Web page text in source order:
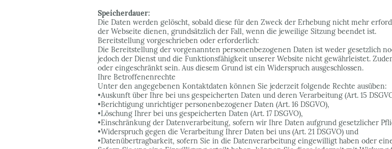
Speicherdauer:
Die Daten werden gelöscht, sobald diese für den Zweck der Erhebung nicht mehr
der Webseite dienen, grundsätzlich der Fall, wenn die jeweilige Sitzung beendet ist.
Bereitstellung vorgeschrieben oder erforderlich:
Die Bereitstellung der vorgenannten personenbezogenen Daten ist weder gesetzlich
jedoch der Dienst und die Funktionsfähigkeit unserer Website nicht gewährleistet.
oder eingeschränkt sein. Aus diesem Grund ist ein Widerspruch ausgeschlossen.
Ihre Betroffenenrechte
Unter den angegebenen Kontaktdaten können Sie jederzeit folgende Rechte ausüben:
•Auskunft über Ihre bei uns gespeicherten Daten und deren Verarbeitung (Art. 15
•Berichtigung unrichtiger personenbezogener Daten (Art. 16 DSGVO),
•Löschung Ihrer bei uns gespeicherten Daten (Art. 17 DSGVO),
•Einschränkung der Datenverarbeitung, sofern wir Ihre Daten aufgrund gesetzlicher
•Widerspruch gegen die Verarbeitung Ihrer Daten bei uns (Art. 21 DSGVO) und
•Datenübertragbarkeit, sofern Sie in die Datenverarbeitung eingewilligt haben oder